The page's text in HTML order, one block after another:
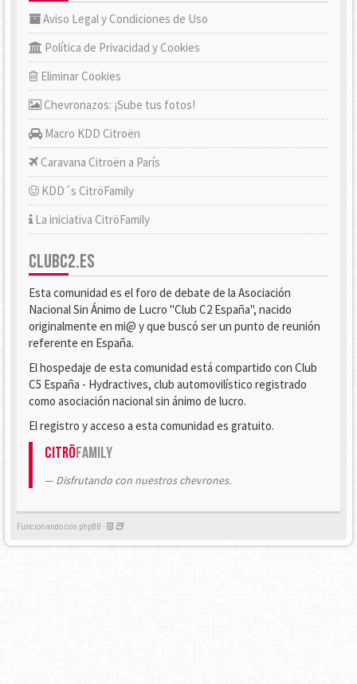
Aviso Legal y Condiciones de Uso
Política de Privacidad y Cookies
Eliminar Cookies
Chevronazos: ¡Sube tus fotos!
Macro KDD Citroën
Caravana Citroën a París
KDD´s CitröFamily
La iniciativa CitröFamily
CLUBC2.ES
Esta comunidad es el foro de debate de la Asociación
Nacional Sin Ánimo de Lucro "Club C2 España", nacido
originalmente en mi@ y que buscó ser un punto de reunión
referente en España.
El hospedaje de esta comunidad está compartido con Club
C5 España - Hydractives, club automovilístico registrado
como asociación nacional sin ánimo de lucro.
El registro y acceso a esta comunidad es gratuito.
CitröFamily
Disfrutando con nuestros chevrones.
Funcionando con phpBB -